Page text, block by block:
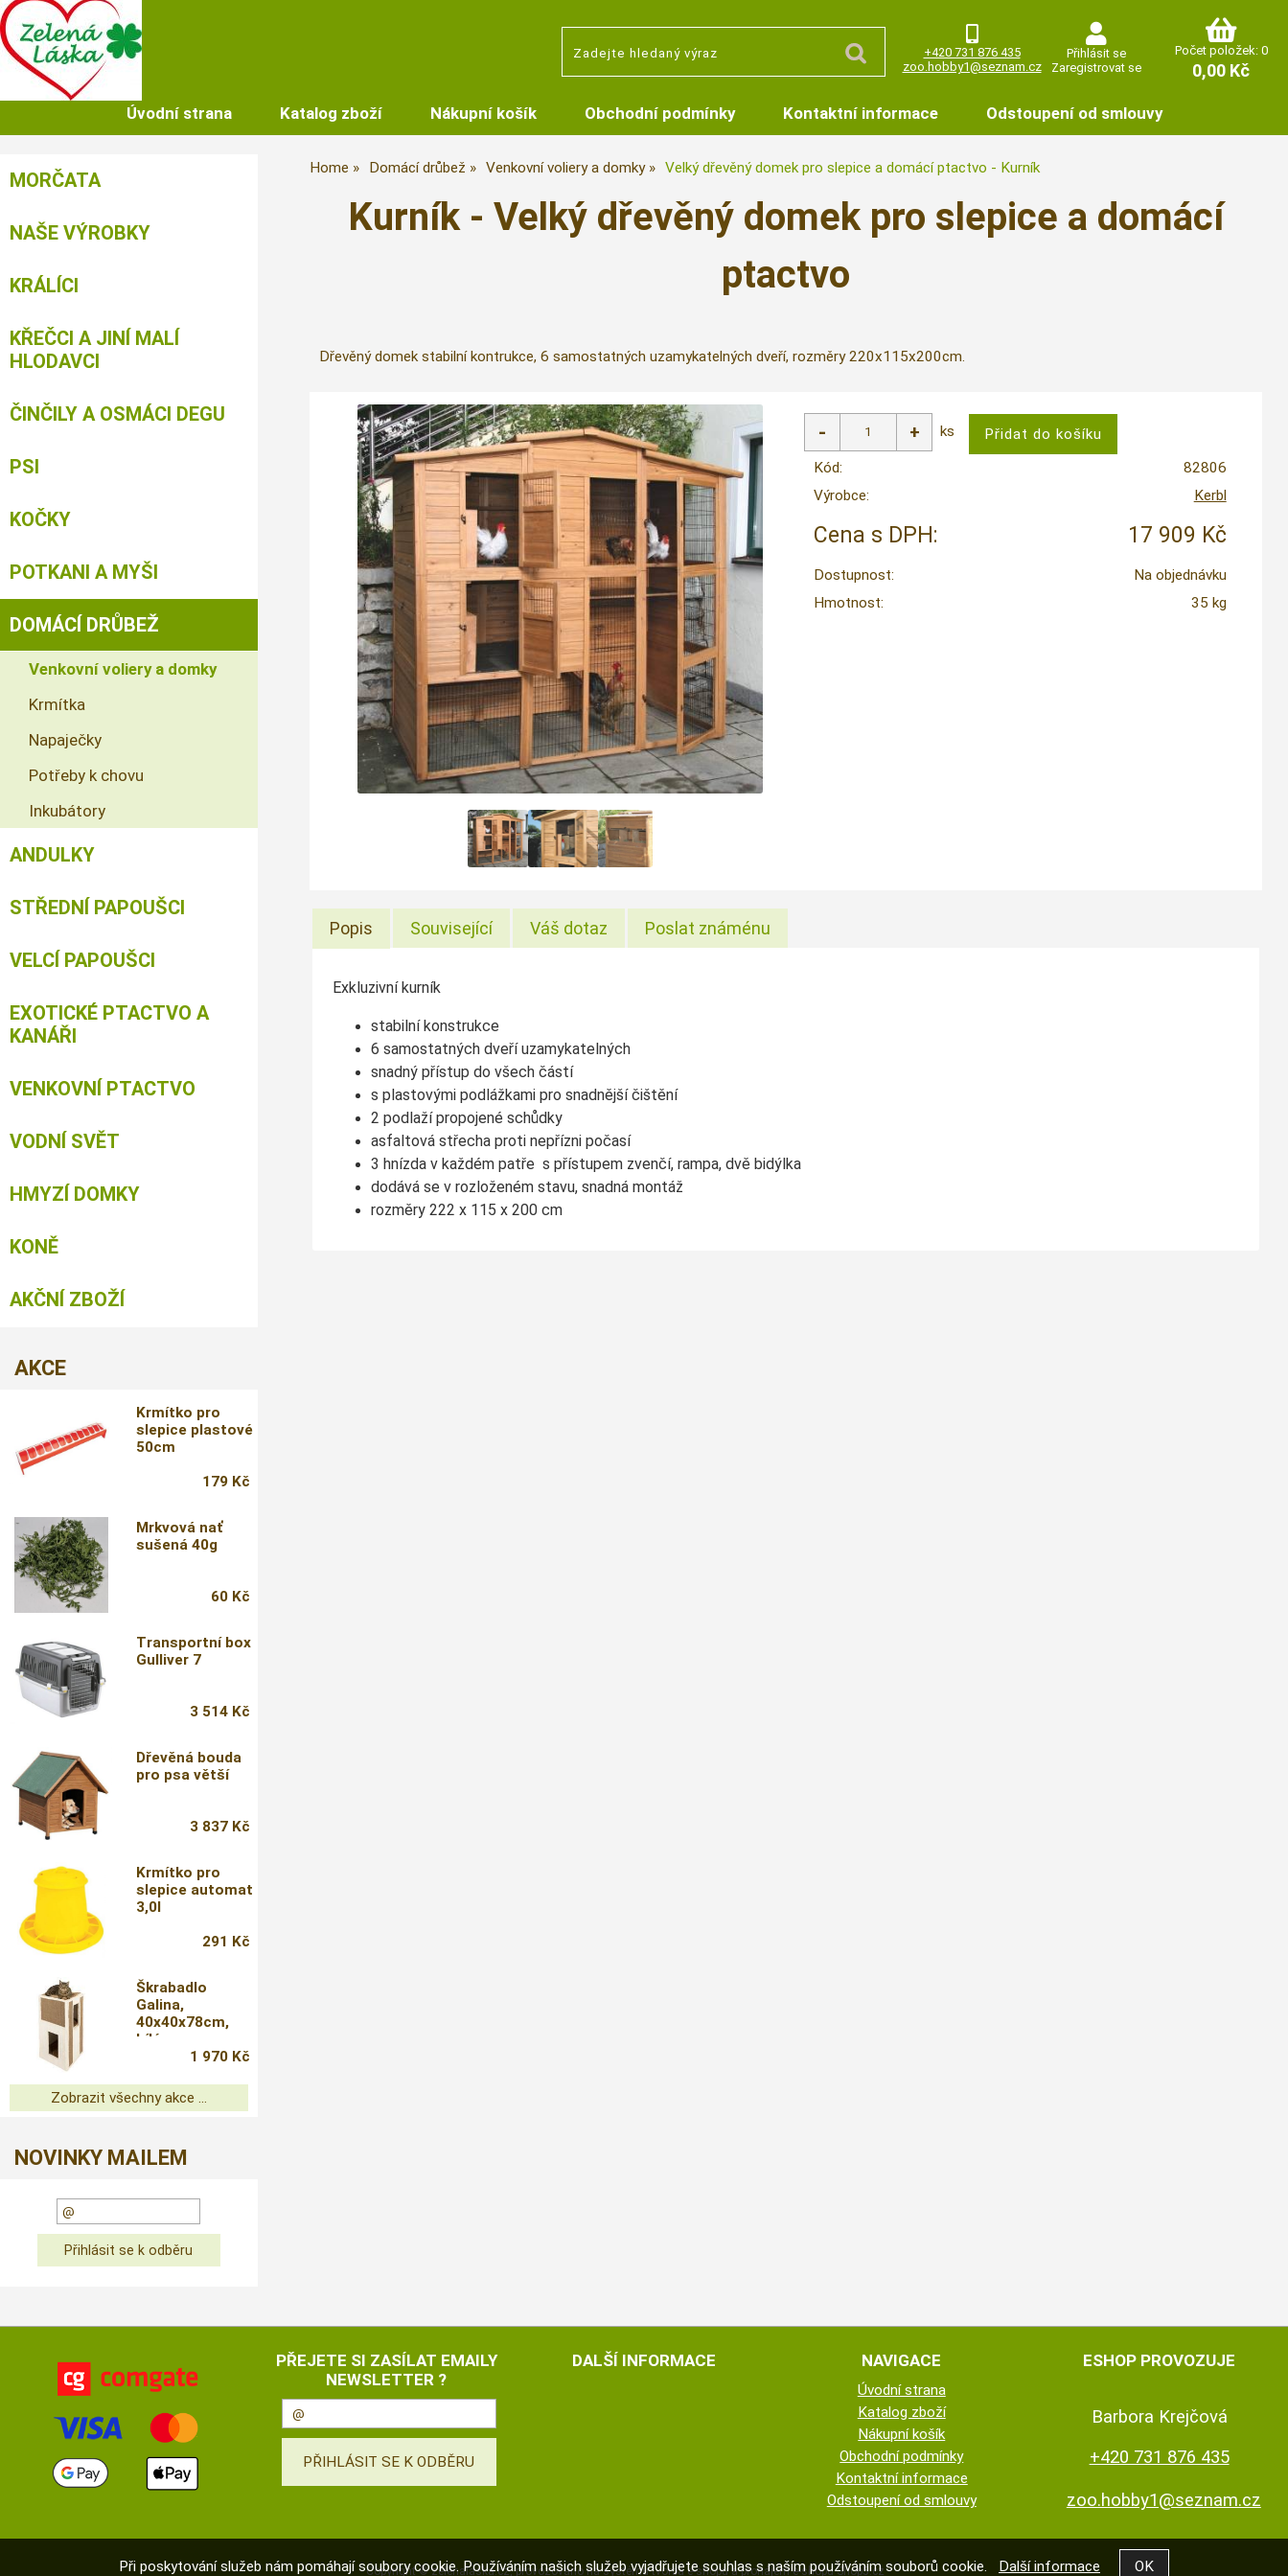
+420 731 876 435
zoo.hobby1@seznam.cz
Přihlásit se
Zaregistrovat se
Počet položek: 0
0,00 Kč
Úvodní strana Katalog zboží Nákupní košík Obchodní podmínky Kontaktní informace Odstoupení od smlouvy
Home Domácí drůbež Venkovní voliery a domky Velký dřevěný domek pro slepice a domácí ptactvo - Kurník
Kurník - Velký dřevěný domek pro slepice a domácí
ptactvo
Dřevěný domek stabilní kontrukce, 6 samostatných uzamykatelných dveří, rozměry 220x115x200cm.
ks
Kód:
82806
Výrobce:
Kerbl
Cena s DPH: 17 909 Kč
Dostupnost:
Na objednávku
Hmotnost:
35 kg
Popis Související Váš dotaz Poslat známénu
Exkluzivní kurník
stabilní konstrukce
6 samostatných dveří uzamykatelných
snadný přístup do všech částí
s plastovými podlážkami pro snadnější čištění
2 podlaží propojené schůdky
asfaltová střecha proti nepřízni počasí
3 hnízda v každém patře s přístupem zvenčí, rampa, dvě bidýlka
dodává se v rozloženém stavu, snadná montáž
rozměry 222 x 115 x 200 cm
MORČATA
NAŠE VÝROBKY
KRÁLÍCI
KŘEČCI A JINÍ MALÍ
HLODAVCI
ČINČILY A OSMÁCI DEGU
PSI
KOČKY
POTKANI A MYŠI
DOMÁCÍ DRŮBEŽ
Venkovní voliery a domky
Krmítka
Napaječky
Potřeby k chovu
Inkubátory
ANDULKY
STŘEDNÍ PAPOUŠCI
VELCÍ PAPOUŠCI
EXOTICKÉ PTACTVO A
KANÁŘI
VENKOVNÍ PTACTVO
VODNÍ SVĚT
HMYZÍ DOMKY
KONĚ
AKČNÍ ZBOŽÍ
AKCE
Krmítko pro
slepice plastové
50cm
179 Kč
Mrkvová nať
sušená 40g
60 Kč
Transportní box
Gulliver 7
3 514 Kč
Dřevěná bouda
pro psa větší
3 837 Kč
Krmítko pro
slepice automat
3,0l
291 Kč
Škrabadlo
Galina,
40x40x78cm,
bílé
1 970 Kč
Zobrazit všechny akce ...
NOVINKY MAILEM
PŘEJETE SI ZASÍLAT EMAILY
NEWSLETTER ?
DALŠÍ INFORMACE NAVIGACE
Úvodní strana
Katalog zboží
Nákupní košík
Obchodní podmínky
Kontaktní informace
Odstoupení od smlouvy
ESHOP PROVOZUJE
Barbora Krejčová
+420 731 876 435
zoo.hobby1@seznam.cz
Copyright ©zelenalaska.cz,provozováno na systémutvorba e-shopuapronájem e-shopuShop5.cz
Při poskytování služeb nám pomáhají soubory cookie. Používáním našich služeb vyjadřujete souhlas s naším používáním souborů cookie. Další informace